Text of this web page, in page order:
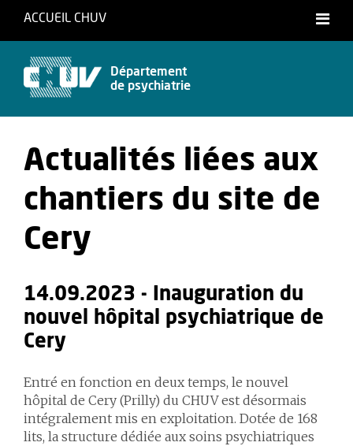
ACCUEIL CHUV
Département
de psychiatrie
Actualités liées aux
chantiers du site de
Cery
14.09.2023 - Inauguration du
nouvel hôpital psychiatrique de
Cery
Entré en fonction en deux temps, le nouvel
hôpital de Cery (Prilly) du CHUV est désormais
intégralement mis en exploitation. Dotée de 168
lits, la structure dédiée aux soins psychiatriques